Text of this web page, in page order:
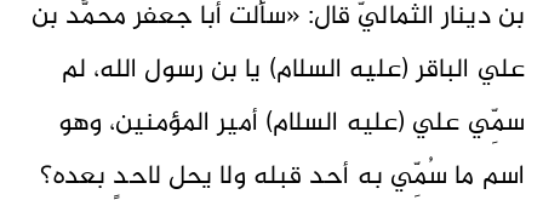
بن دينار الثماليّ قال: «سألت أبا جعفر محمَّد بن
علي الباقر (عليه السلام) يا بن رسول الله، لم
سمِّي علي (عليه السلام) أمير المؤمنين، وهو
اسم ما سُمِّي به أحد قبله ولا يحل لاحدٍ بعده؟